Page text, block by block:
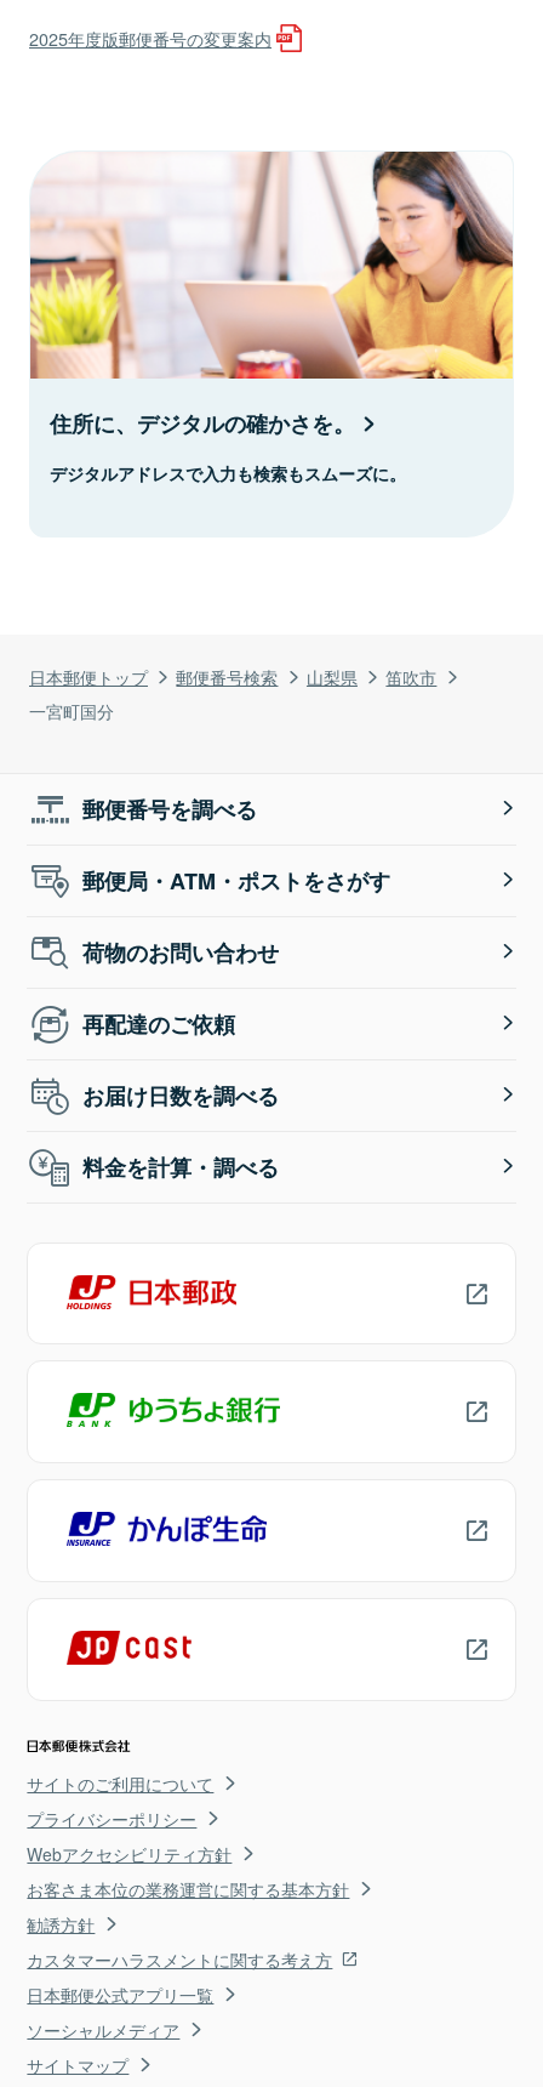
日本郵便トップ 郵便番号検索 山梨県
笛吹市
一宮町国分
2025年度版郵便番号の変更案内
住所に、デジタルの確かさを。
デジタルアドレスで入力も検索もスムーズに。
郵便番号を調べる
郵便局・ATM・ポストをさがす
荷物のお問い合わせ
再配達のご依頼
お届け日数を調べる
料金を計算・調べる
サイトのご利用について
プライバシーポリシー
Webアクセシビリティ方針
お客さま本位の業務運営に関する基本方針
勧誘方針
カスタマーハラスメントに関する考え方
日本郵便公式アプリ一覧
ソーシャルメディア
サイトマップ